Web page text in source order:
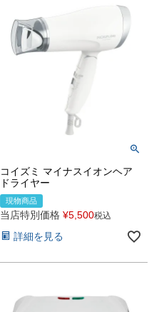
コイズミ マイナスイオンヘア
ドライヤー
現物商品
当店特別価格 ¥5,500税込
詳細を見る